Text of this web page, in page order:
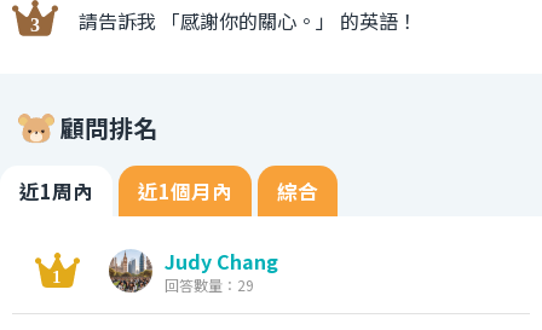
請告訴我 「感謝你的關心。」 的英語！
顧問排名
近1周內 近1個月內 綜合
Judy Chang
回答數量：29